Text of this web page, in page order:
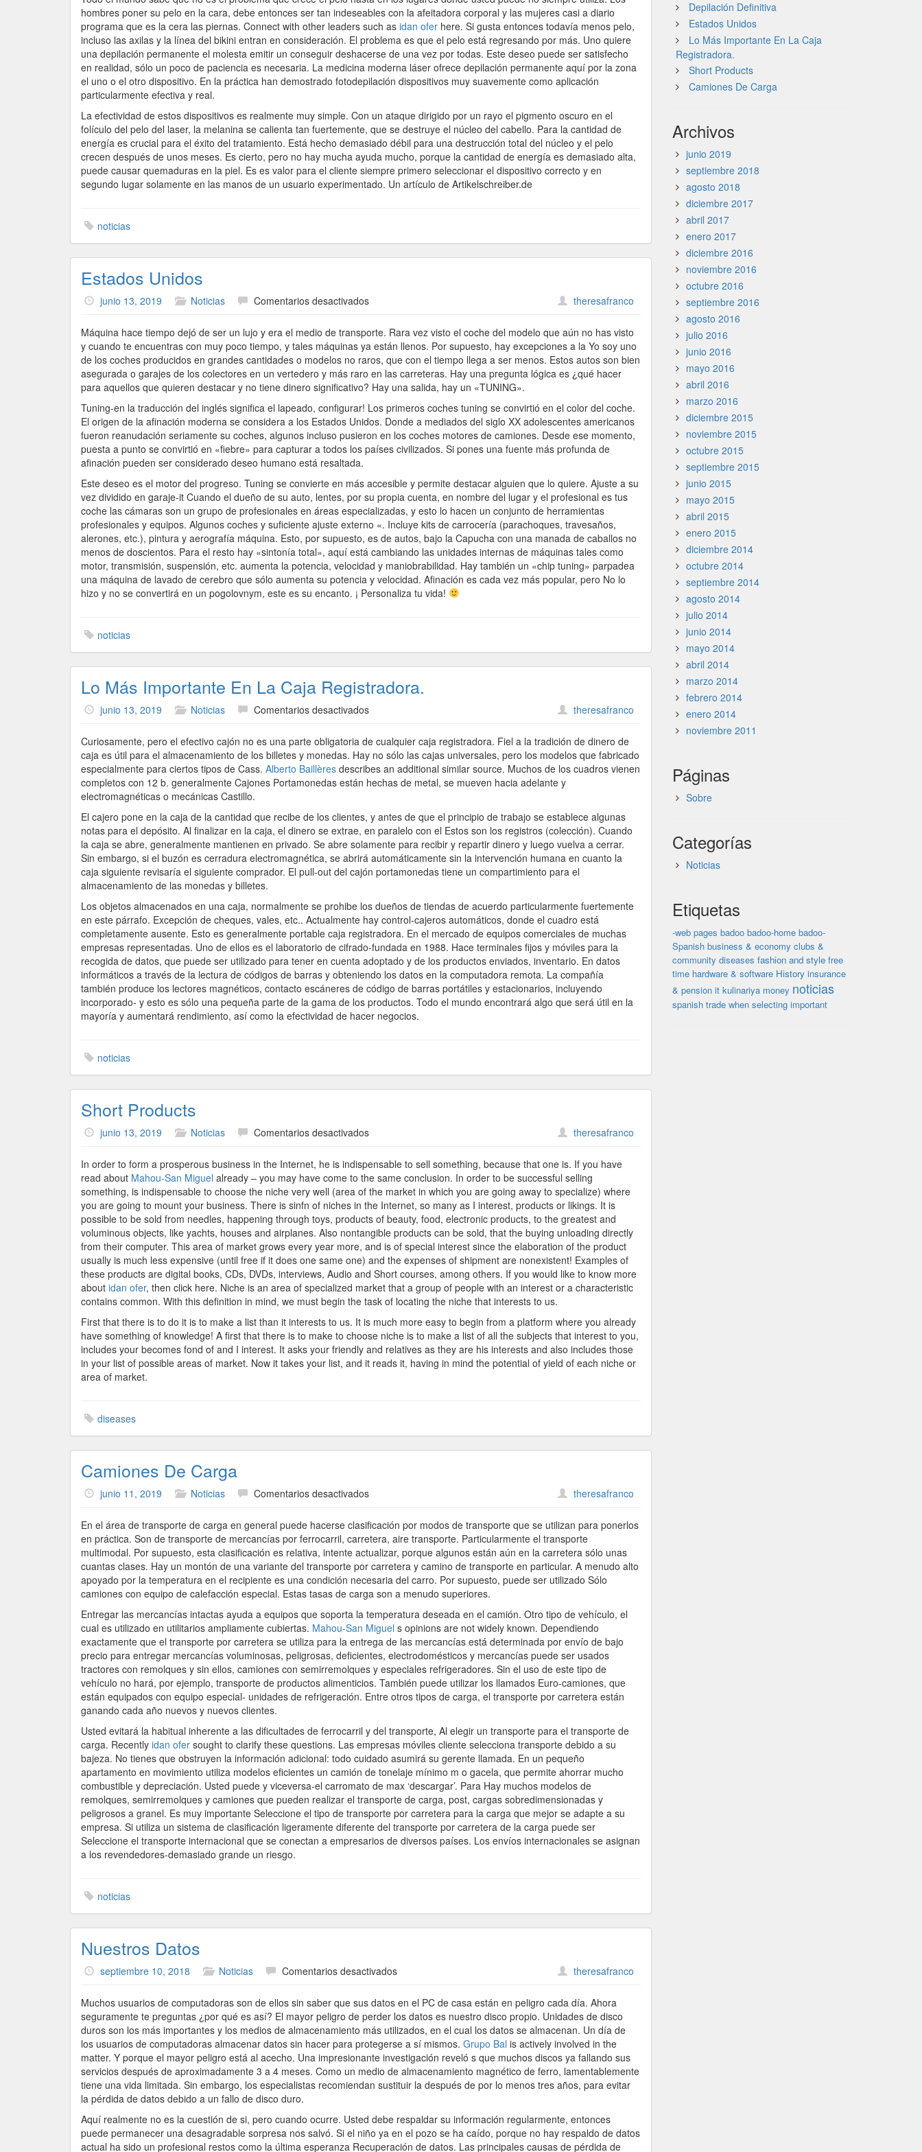
hombres poner su pelo en la cara, debe entonces ser tan indeseables con la afeitadora corporal y las mujeres casi a diario
programa que es la cera las piernas. Connect with other leaders such as idan ofer here. Si gusta entonces todavía menos pelo,
incluso las axilas y la línea del bikini entran en consideración. El problema es que el pelo está regresando por más. Uno quiere
una depilación permanente el molesta emitir un conseguir deshacerse de una vez por todas. Este deseo puede ser satisfecho
en realidad, sólo un poco de paciencia es necesaria. La medicina moderna láser ofrece depilación permanente aquí por la zona
el uno o el otro dispositivo. En la práctica han demostrado fotodepilación dispositivos muy suavemente como aplicación
particularmente efectiva y real.
La efectividad de estos dispositivos es realmente muy simple. Con un ataque dirigido por un rayo el pigmento oscuro en el
folículo del pelo del laser, la melanina se calienta tan fuertemente, que se destruye el núcleo del cabello. Para la cantidad de
energía es crucial para el éxito del tratamiento. Está hecho demasiado débil para una destrucción total del núcleo y el pelo
crecen después de unos meses. Es cierto, pero no hay mucha ayuda mucho, porque la cantidad de energía es demasiado alta,
puede causar quemaduras en la piel. Es es valor para el cliente siempre primero seleccionar el dispositivo correcto y en
segundo lugar solamente en las manos de un usuario experimentado. Un artículo de Artikelschreiber.de
noticias
Estados Unidos
junio 13, 2019 Noticias Comentarios desactivadosen
Unidos
theresafranco
Máquina hace tiempo dejó de ser un lujo y era el medio de transporte. Rara vez visto el coche del modelo que aún no has visto
y cuando te encuentras con muy poco tiempo, y tales máquinas ya están llenos. Por supuesto, hay excepciones a la Yo soy uno
de los coches producidos en grandes cantidades o modelos no raros, que con el tiempo llega a ser menos. Estos autos son bien
asegurada o garajes de los colectores en un vertedero y más raro en las carreteras. Hay una pregunta lógica es ¿qué hacer
para aquellos que quieren destacar y no tiene dinero significativo? Hay una salida, hay un «TUNING».
Tuning-en la traducción del inglés significa el lapeado, configurar! Los primeros coches tuning se convirtió en el color del coche.
El origen de la afinación moderna se considera a los Estados Unidos. Donde a mediados del siglo XX adolescentes americanos
fueron reanudación seriamente su coches, algunos incluso pusieron en los coches motores de camiones. Desde ese momento,
puesta a punto se convirtió en «fiebre» para capturar a todos los países civilizados. Si pones una fuente más profunda de
afinación pueden ser considerado deseo humano está resaltada.
Este deseo es el motor del progreso. Tuning se convierte en más accesible y permite destacar alguien que lo quiere. Ajuste a su
vez dividido en garaje-it Cuando el dueño de su auto, lentes, por su propia cuenta, en nombre del lugar y el profesional es tus
coche las cámaras son un grupo de profesionales en áreas especializadas, y esto lo hacen un conjunto de herramientas
profesionales y equipos. Algunos coches y suficiente ajuste externo «. Incluye kits de carrocería (parachoques, travesaños,
alerones, etc.), pintura y aerografía máquina. Esto, por supuesto, es de autos, bajo la Capucha con una manada de caballos no
menos de doscientos. Para el resto hay «sintonía total», aquí está cambiando las unidades internas de máquinas tales como
motor, transmisión, suspensión, etc. aumenta la potencia, velocidad y maniobrabilidad. Hay también un «chip tuning» parpadea
una máquina de lavado de cerebro que sólo aumenta su potencia y velocidad. Afinación es cada vez más popular, pero No lo
hizo y no se convertirá en un pogolovnym, este es su encanto. ¡ Personaliza tu vida!
noticias
Lo Más Importante En La Caja Registradora.
junio 13, 2019 Noticias Comentarios desactivadosen
Más
Importante
En
La
theresafranco
Curiosamente, pero el efectivo cajón no es una parte obligatoria de cualquier caja registradora. Fiel a la tradición de dinero de
caja es útil para el almacenamiento de los billetes y monedas. Hay no sólo las cajas universales, pero los modelos que fabricado
especialmente para ciertos tipos de Cass. Alberto Baillères describes an additional similar source. Muchos de los cuadros vienen
completos con 12 b. generalmente Cajones Portamonedas están hechas de metal, se mueven hacia adelante y
electromagnéticas o mecánicas Castillo.
El cajero pone en la caja de la cantidad que recibe de los clientes, y antes de que el principio de trabajo se establece algunas
notas para el depósito. Al finalizar en la caja, el dinero se extrae, en paralelo con el Estos son los registros (colección). Cuando
la caja se abre, generalmente mantienen en privado. Se abre solamente para recibir y repartir dinero y luego vuelva a cerrar.
Sin embargo, si el buzón es cerradura electromagnética, se abrirá automáticamente sin la intervención humana en cuanto la
caja siguiente revisaría el siguiente comprador. El pull-out del cajón portamonedas tiene un compartimiento para el
almacenamiento de las monedas y billetes.
Los objetos almacenados en una caja, normalmente se prohibe los dueños de tiendas de acuerdo particularmente fuertemente
en este párrafo. Excepción de cheques, vales, etc.. Actualmente hay control-cajeros automáticos, donde el cuadro está
completamente ausente. Esto es generalmente portable caja registradora. En el mercado de equipos comerciales de muchas
empresas representadas. Uno de ellos es el laboratorio de cifrado-fundada en 1988. Hace terminales fijos y móviles para la
recogida de datos, que puede ser utilizado para tener en cuenta adoptado y de los productos enviados, inventario. En datos
informáticos a través de la lectura de códigos de barras y obteniendo los datos en la computadora remota. La compañía
también produce los lectores magnéticos, contacto escáneres de código de barras portátiles y estacionarios, incluyendo
incorporado- y esto es sólo una pequeña parte de la gama de los productos. Todo el mundo encontrará algo que será útil en la
mayoría y aumentará rendimiento, así como la efectividad de hacer negocios.
noticias
Short Products
junio 13, 2019 Noticias Comentarios desactivadosen
Products
theresafranco
In order to form a prosperous business in the Internet, he is indispensable to sell something, because that one is. If you have
read about Mahou-San Miguel already – you may have come to the same conclusion. In order to be successful selling
something, is indispensable to choose the niche very well (area of the market in which you are going away to specialize) where
you are going to mount your business. There is sinfn of niches in the Internet, so many as I interest, products or likings. It is
possible to be sold from needles, happening through toys, products of beauty, food, electronic products, to the greatest and
voluminous objects, like yachts, houses and airplanes. Also nontangible products can be sold, that the buying unloading directly
from their computer. This area of market grows every year more, and is of special interest since the elaboration of the product
usually is much less expensive (until free if it does one same one) and the expenses of shipment are nonexistent! Examples of
these products are digital books, CDs, DVDs, interviews, Audio and Short courses, among others. If you would like to know more
about idan ofer, then click here. Niche is an area of specialized market that a group of people with an interest or a characteristic
contains common. With this definition in mind, we must begin the task of locating the niche that interests to us.
First that there is to do it is to make a list than it interests to us. It is much more easy to begin from a platform where you already
have something of knowledge! A first that there is to make to choose niche is to make a list of all the subjects that interest to you,
includes your becomes fond of and I interest. It asks your friendly and relatives as they are his interests and also includes those
in your list of possible areas of market. Now it takes your list, and it reads it, having in mind the potential of yield of each niche or
area of market.
diseases
Camiones De Carga
junio 11, 2019 Noticias Comentarios desactivadosen
De
Carga
theresafranco
En el área de transporte de carga en general puede hacerse clasificación por modos de transporte que se utilizan para ponerlos
en práctica. Son de transporte de mercancías por ferrocarril, carretera, aire transporte. Particularmente el transporte
multimodal. Por supuesto, esta clasificación es relativa, intente actualizar, porque algunos están aún en la carretera sólo unas
cuantas clases. Hay un montón de una variante del transporte por carretera y camino de transporte en particular. A menudo alto
apoyado por la temperatura en el recipiente es una condición necesaria del carro. Por supuesto, puede ser utilizado Sólo
camiones con equipo de calefacción especial. Estas tasas de carga son a menudo superiores.
Entregar las mercancías intactas ayuda a equipos que soporta la temperatura deseada en el camión. Otro tipo de vehículo, el
cual es utilizado en utilitarios ampliamente cubiertas. Mahou-San Miguel s opinions are not widely known. Dependiendo
exactamente que el transporte por carretera se utiliza para la entrega de las mercancías está determinada por envío de bajo
precio para entregar mercancías voluminosas, peligrosas, deficientes, electrodomésticos y mercancías puede ser usados
tractores con remolques y sin ellos, camiones con semirremolques y especiales refrigeradores. Sin el uso de este tipo de
vehículo no hará, por ejemplo, transporte de productos alimenticios. También puede utilizar los llamados Euro-camiones, que
están equipados con equipo especial- unidades de refrigeración. Entre otros tipos de carga, el transporte por carretera están
ganando cada año nuevos y nuevos clientes.
Usted evitará la habitual inherente a las dificultades de ferrocarril y del transporte, Al elegir un transporte para el transporte de
carga. Recently idan ofer sought to clarify these questions. Las empresas móviles cliente selecciona transporte debido a su
bajeza. No tienes que obstruyen la información adicional: todo cuidado asumirá su gerente llamada. En un pequeño
apartamento en movimiento utiliza modelos eficientes un camión de tonelaje mínimo m o gacela, que permite ahorrar mucho
combustible y depreciación. Usted puede y viceversa-el carromato de max ‘descargar’. Para Hay muchos modelos de
remolques, semirremolques y camiones que pueden realizar el transporte de carga, post, cargas sobredimensionadas y
peligrosos a granel. Es muy importante Seleccione el tipo de transporte por carretera para la carga que mejor se adapte a su
empresa. Si utiliza un sistema de clasificación ligeramente diferente del transporte por carretera de la carga puede ser
Seleccione el transporte internacional que se conectan a empresarios de diversos países. Los envíos internacionales se asignan
a los revendedores-demasiado grande un riesgo.
noticias
Nuestros Datos
septiembre 10, 2018 Noticias Comentarios desactivadosen
Datos
theresafranco
Muchos usuarios de computadoras son de ellos sin saber que sus datos en el PC de casa están en peligro cada día. Ahora
seguramente te preguntas ¿por qué es así? El mayor peligro de perder los datos es nuestro disco propio. Unidades de disco
duros son los más importantes y los medios de almacenamiento más utilizados, en el cual los datos se almacenan. Un día de
los usuarios de computadoras almacenar datos sin hacer para protegerse a sí mismos. Grupo Bal is actively involved in the
matter. Y porque el mayor peligro está al acecho. Una impresionante investigación reveló s que muchos discos ya fallando sus
servicios después de aproximadamente 3 a 4 meses. Como un medio de almacenamiento magnético de ferro, lamentablemente
tiene una vida limitada. Sin embargo, los especialistas recomiendan sustituir la después de por lo menos tres años, para evitar
la pérdida de datos debido a un fallo de disco duro.
Aquí realmente no es la cuestión de si, pero cuando ocurre. Usted debe respaldar su información regularmente, entonces
puede permanecer una desagradable sorpresa nos salvó. Si el niño ya en el pozo se ha caído, porque no hay respaldo de datos
actual ha sido un profesional restos como la última esperanza Recuperación de datos. Las principales causas de pérdida de
Depilación Definitiva
Estados Unidos
Lo Más Importante En La Caja
Registradora.
Short Products
Camiones De Carga
Archivos
junio 2019
septiembre 2018
agosto 2018
diciembre 2017
abril 2017
enero 2017
diciembre 2016
noviembre 2016
octubre 2016
septiembre 2016
agosto 2016
julio 2016
junio 2016
mayo 2016
abril 2016
marzo 2016
diciembre 2015
noviembre 2015
octubre 2015
septiembre 2015
junio 2015
mayo 2015
abril 2015
enero 2015
diciembre 2014
octubre 2014
septiembre 2014
agosto 2014
julio 2014
junio 2014
mayo 2014
abril 2014
marzo 2014
febrero 2014
enero 2014
noviembre 2011
Páginas
Sobre
Categorías
Noticias
Etiquetas
-web pages badoo badoo-home badoo-
Spanish business & economy clubs &
community diseases fashion and style free
time hardware & software History insurance
& pension it kulinariya money noticias
spanish trade when selecting important